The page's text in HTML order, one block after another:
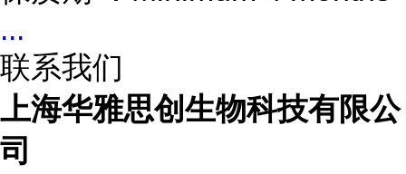
...
联系我们
上海华雅思创生物科技有限公
司